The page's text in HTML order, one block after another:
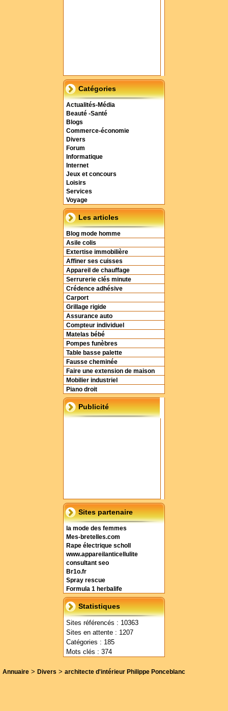
Catégories
Actualités-Média
Beauté -Santé
Blogs
Commerce-économie
Divers
Forum
Informatique
Internet
Jeux et concours
Loisirs
Services
Voyage
Les articles
Blog mode homme
Asile colis
Extertise immobilière
Affiner ses cuisses
Appareil de chauffage
Serrurerie clés minute
Crédence adhésive
Carport
Grillage rigide
Assurance auto
Compteur individuel
Matelas bébé
Pompes funèbres
Table basse palette
Fausse cheminée
Faire une extension de maison
Mobilier industriel
Piano droit
Publicité
Sites partenaire
la mode des femmes
Mes-bretelles.com
Rape électrique scholl
www.appareilanticellulite
consultant seo
Br1o.fr
Spray rescue
Formula 1 herbalife
Statistiques
Sites référencés : 10363
Sites en attente : 1207
Catégories : 185
Mots clés : 374
Annuaire > Divers > architecte d'intérieur Philippe Ponceblanc